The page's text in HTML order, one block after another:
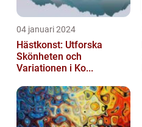
04 januari 2024
Hästkonst: Utforska
Skönheten och
Variationen i Ko...